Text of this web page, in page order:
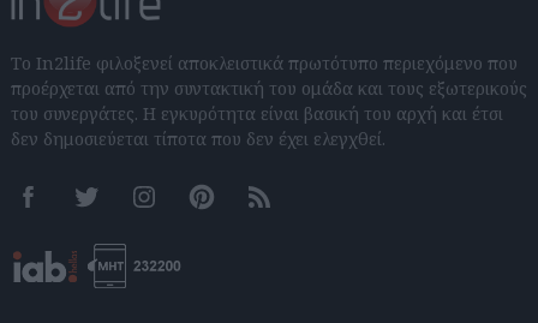
Το In2life φιλοξενεί αποκλειστικά πρωτότυπο περιεχόμενο που
προέρχεται από την συντακτική του ομάδα και τους εξωτερικούς
του συνεργάτες. Η εγκυρότητα είναι βασική του αρχή και έτσι
δεν δημοσιεύεται τίποτα που δεν έχει ελεγχθεί.
FacebookTwitter InstagramPinterestRSS feeds